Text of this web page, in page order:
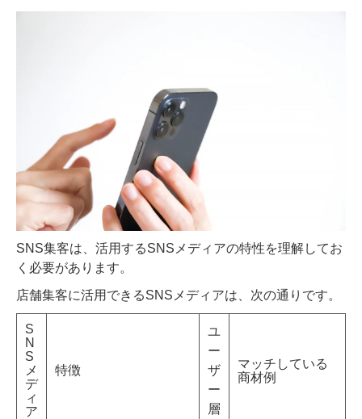
SNS集客は、活用するSNSメディアの特性を理解してお
く必要があります。
店舗集客に活用できるSNSメディアは、次の通りです。
S
N
S
メ
デ
ィ
ア
特徴
ユ
ー
ザ
ー
層
マッチしている
商材例